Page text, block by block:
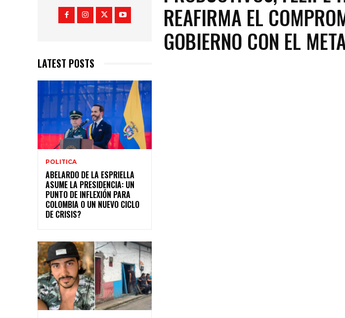
LATEST POSTS
POLITICA
ABELARDO DE LA ESPRIELLA
ASUME LA PRESIDENCIA: UN
PUNTO DE INFLEXIÓN PARA
COLOMBIA O UN NUEVO CICLO
DE CRISIS?
REAFIRMA EL
GOBIERNO CON EL